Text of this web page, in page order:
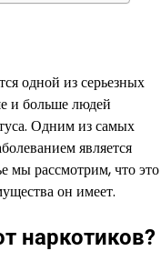
одной из серьезных
и больше людей
Одним из самых
является
мы рассмотрим, что это
он имеет.
наркотиков?